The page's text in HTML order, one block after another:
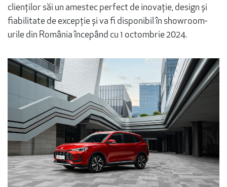
clienților săi un amestec perfect de inovație, design și
fiabilitate de excepție și va fi disponibil în showroom-
urile din România începând cu 1 octombrie 2024.